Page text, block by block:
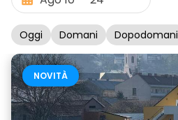
Oggi Domani Dopodomani
NOVITÀ